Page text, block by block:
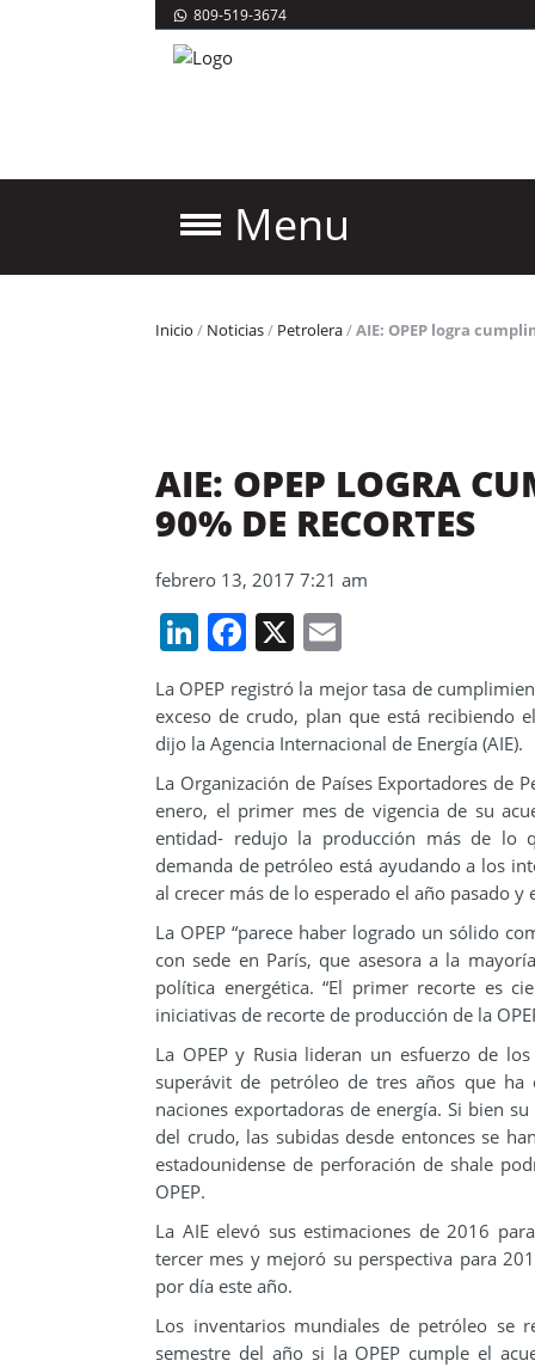
809-519-3674
Menu
Inicio / Noticias/ Petrolera/AIE: OPEP logra
AIE: OPEP LOGRA
90% DE RECORTES
febrero 13, 2017 7:21 am
LinkedIn
Facebook
X
La OPEP registró la mejor tasa de
exceso de crudo, plan que está recibiendo
dijo la Agencia Internacional de Energía (AIE).
La Organización de Países Exportadores de
enero, el primer mes de vigencia de su
entidad- redujo la producción más de lo
demanda de petróleo está ayudando a los
al crecer más de lo esperado el año pasado
La OPEP “parece haber logrado un sólido
con sede en París, que asesora a la
política energética. “El primer recorte es
iniciativas de recorte de producción de la
La OPEP y Rusia lideran un esfuerzo de
superávit de petróleo de tres años que
naciones exportadoras de energía. Si bien
del crudo, las subidas desde entonces se
estadounidense de perforación de shale
OPEP.
La AIE elevó sus estimaciones de 2016
tercer mes y mejoró su perspectiva para
por día este año.
Los inventarios mundiales de petróleo
semestre del año si la OPEP cumple el